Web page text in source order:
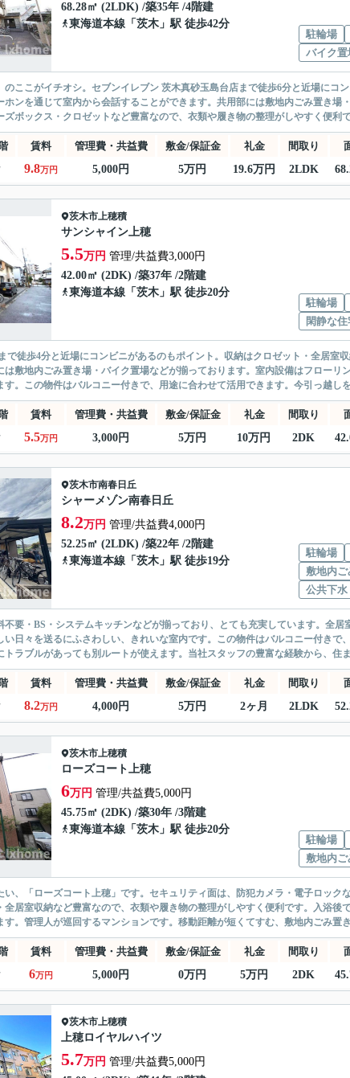
68.28㎡ (2LDK) /築35年 /4階建
東海道本線 「 茨木 」駅 徒歩42分
駐輪場
バイク置
のここがイチオシ。セブンイレブン 茨木真砂玉島台店まで徒歩6分と近場にコ
ホンを通じて室内から会話することができます。共用部には敷地内ごみ置き場
ズボックス・クロゼットなど豊富なので、衣類や履き物の整理がしやすく便利
賃料 管理費・共益費 敷金/保証金 礼金 間取り
9.8万円 5,000円 5万円 19.6万円 2LDK
茨木市上穂積
サンシャイン上穂
5.5万円 管理/共益費3,000円
42.00㎡ (2DK) /築37年 /2階建
東海道本線 「 茨木 」駅 徒歩20分
駐輪場
閑静な
で徒歩4分と近場にコンビニがあるのもポイント。収納はクロゼット・全居室
は敷地内ごみ置き場・バイク置場などが揃っております。室内設備はフローリ
す。この物件はバルコニー付きで、用途に合わせて活用できます。今引っ越し
賃料 管理費・共益費 敷金/保証金 礼金 間取り
5.5万円 3,000円 5万円 10万円 2DK
茨木市南春日丘
シャーメゾン南春日丘
8.2万円 管理/共益費4,000円
52.25㎡ (2LDK) /築22年 /2階建
東海道本線 「 茨木 」駅 徒歩19分
駐輪場
敷地内
公共下水
不要・BS・システムキッチンなどが揃っており、とても充実しています。全
い日々を送るにふさわしい、きれいな室内です。この物件はバルコニー付きで
トラブルがあっても別ルートが使えます。当社スタッフの豊富な経験から、住
賃料 管理費・共益費 敷金/保証金 礼金 間取り
8.2万円 4,000円 5万円 2ヶ月 2LDK
茨木市上穂積
ローズコート上穂
6万円 管理/共益費5,000円
45.75㎡ (2DK) /築30年 /3階建
東海道本線 「 茨木 」駅 徒歩20分
駐輪場
敷地内
い、「ローズコート上穂」です。セキュリティ面は、防犯カメラ・電子ロック
全居室収納など豊富なので、衣類や履き物の整理がしやすく便利です。入浴後
す。管理人が巡回するマンションです。移動距離が短くてすむ、敷地内ごみ置
賃料 管理費・共益費 敷金/保証金 礼金 間取り
6万円 5,000円 0万円 5万円 2DK
茨木市上穂積
上穂ロイヤルハイツ
5.7万円 管理/共益費5,000円